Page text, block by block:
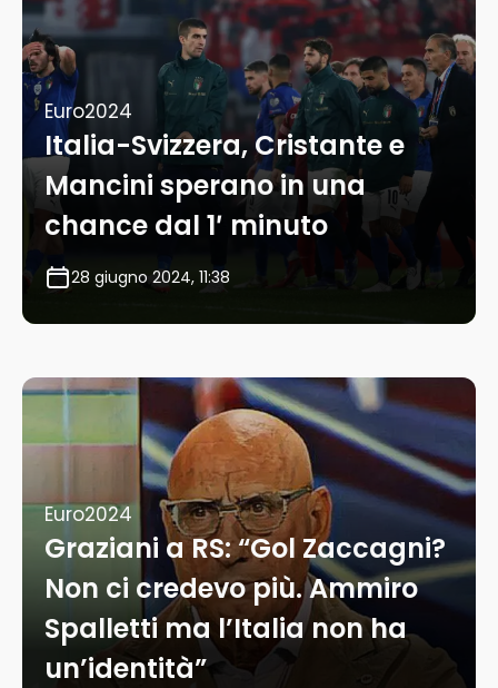
Euro2024
Italia-Svizzera, Cristante e
Mancini sperano in una
chance dal 1′ minuto
28 giugno 2024, 11:38
Euro2024
Graziani a RS: “Gol Zaccagni?
Non ci credevo più. Ammiro
Spalletti ma l’Italia non ha
un’identità”